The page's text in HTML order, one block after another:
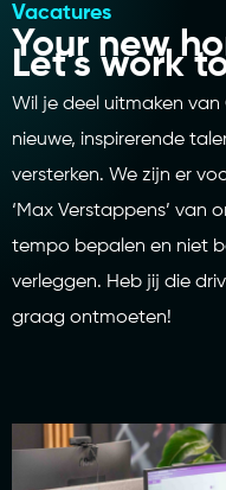
Vacatures
Your new
Let's work
Wil je deel uitmaken van
nieuwe, inspirerende
versterken. We zijn er
‘Max Verstappens’ van
tempo bepalen en niet
verleggen. Heb jij die
graag ontmoeten!